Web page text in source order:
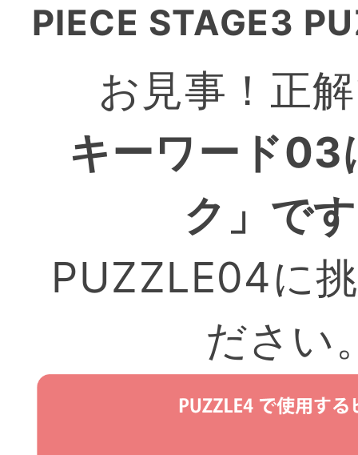
PIECE STAGE3
お見事！正
キーワード03
ク」で
PUZZLE04に
ださい